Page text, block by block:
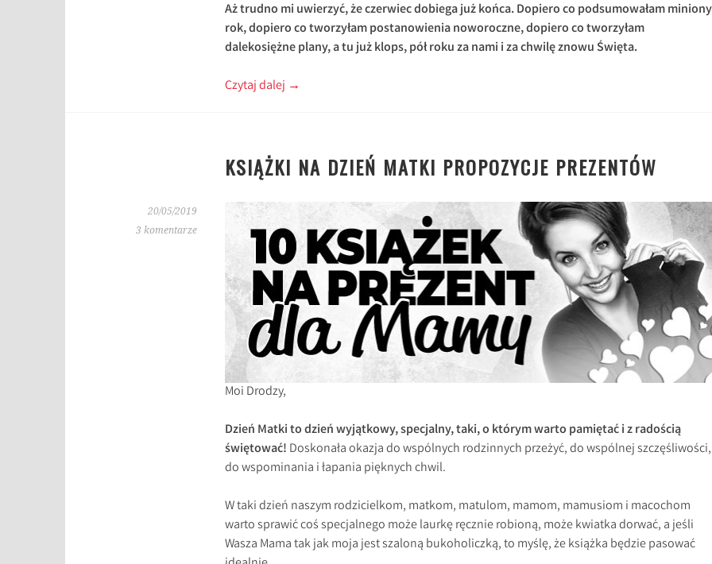
Aż trudno mi uwierzyć, że czerwiec dobiega już końca. Dopiero co podsumowałam miniony
rok, dopiero co tworzyłam postanowienia noworoczne, dopiero co tworzyłam
dalekosiężne plany, a tu już klops, pół roku za nami i za chwilę znowu Święta.
Czytaj dalej →
KSIĄŻKI NA DZIEŃ MATKI PROPOZYCJE PREZENTÓW
20/05/2019
3 komentarze
Moi Drodzy,
Dzień Matki to dzień wyjątkowy, specjalny, taki, o którym warto pamiętać i z radością
świętować! Doskonała okazja do wspólnych rodzinnych przeżyć, do wspólnej szczęśliwości,
do wspominania i łapania pięknych chwil.
W taki dzień naszym rodzicielkom, matkom, matulom, mamom, mamusiom i macochom
warto sprawić coś specjalnego może laurkę ręcznie robioną, może kwiatka dorwać, a jeśli
Wasza Mama tak jak moja jest szaloną bukoholiczką, to myślę, że książka będzie pasować